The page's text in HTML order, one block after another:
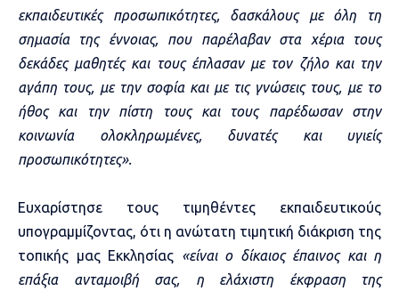
εκπαιδευτικές προσωπικότητες, δασκάλους με όλη τη
σημασία της έννοιας, που παρέλαβαν στα χέρια τους
δεκάδες μαθητές και τους έπλασαν με τον ζήλο και την
αγάπη τους, με την σοφία και με τις γνώσεις τους, με το
ήθος και την πίστη τους και τους παρέδωσαν στην
κοινωνία ολοκληρωμένες, δυνατές και υγιείς
προσωπικότητες».
Ευχαρίστησε τους τιμηθέντες εκπαιδευτικούς
υπογραμμίζοντας, ότι η ανώτατη τιμητική διάκριση της
τοπικής μας Εκκλησίας «είναι ο δίκαιος έπαινος και η
επάξια ανταμοιβή σας, η ελάχιστη έκφραση της